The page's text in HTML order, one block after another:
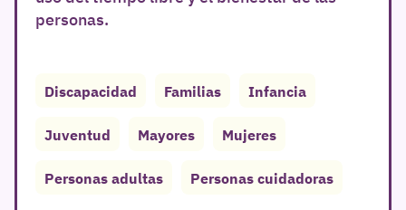
personas.
Discapacidad Familias Infancia
Juventud Mayores Mujeres
Personas adultas Personas cuidadoras